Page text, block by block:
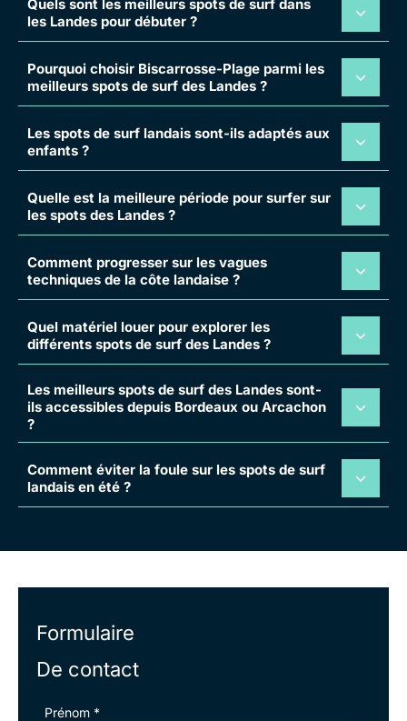
Quels sont les meilleurs spots de surf dans
les Landes pour débuter ?
Pourquoi choisir Biscarrosse-Plage parmi les
meilleurs spots de surf des Landes ?
Les spots de surf landais sont-ils adaptés aux
enfants ?
Quelle est la meilleure période pour surfer sur
les spots des Landes ?
Comment progresser sur les vagues
techniques de la côte landaise ?
Quel matériel louer pour explorer les
différents spots de surf des Landes ?
Les meilleurs spots de surf des Landes sont-
ils accessibles depuis Bordeaux ou Arcachon
?
Comment éviter la foule sur les spots de surf
landais en été ?
Formulaire
De contact
Formulaire
Prénom *